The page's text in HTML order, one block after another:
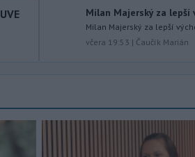
ostrova Szigetcsúcs na Dunaji v
maďarskej obci
Kisoroszi našli v
koryte rieky bombu s hmotnosťou
17:19
Pri izraelskom útoku na juhu
Libanonu zahynul v stredu jeden
ďalších 11 utrpelo zranenia.
Milan Majerský za lepší
Milan Majerský za lepší
včera 19:53 | Čaučík Marián